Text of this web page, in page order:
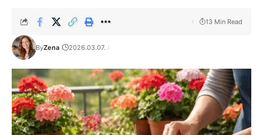
ByZena 2026.03.07.
13 Min Read